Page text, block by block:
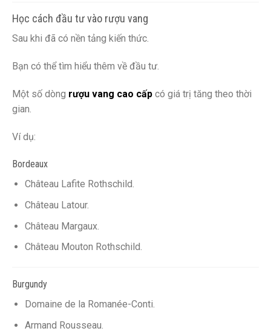
Học cách đầu tư vào rượu vang
Sau khi đã có nền tảng kiến thức.
Bạn có thể tìm hiểu thêm về đầu tư.
Một số dòng rượu vang cao cấp có giá trị tăng theo thời
gian.
Ví dụ:
Bordeaux
Château Lafite Rothschild.
Château Latour.
Château Margaux.
Château Mouton Rothschild.
Burgundy
Domaine de la Romanée-Conti.
Armand Rousseau.